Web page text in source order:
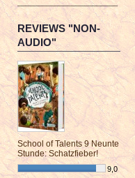
¯¯¯¯¯¯¯¯¯¯¯¯¯¯¯¯¯¯¯¯¯¯¯¯
REVIEWS "NON-
AUDIO"
School of Talents 9 Neunte
Stunde: Schatzfieber!
9,0